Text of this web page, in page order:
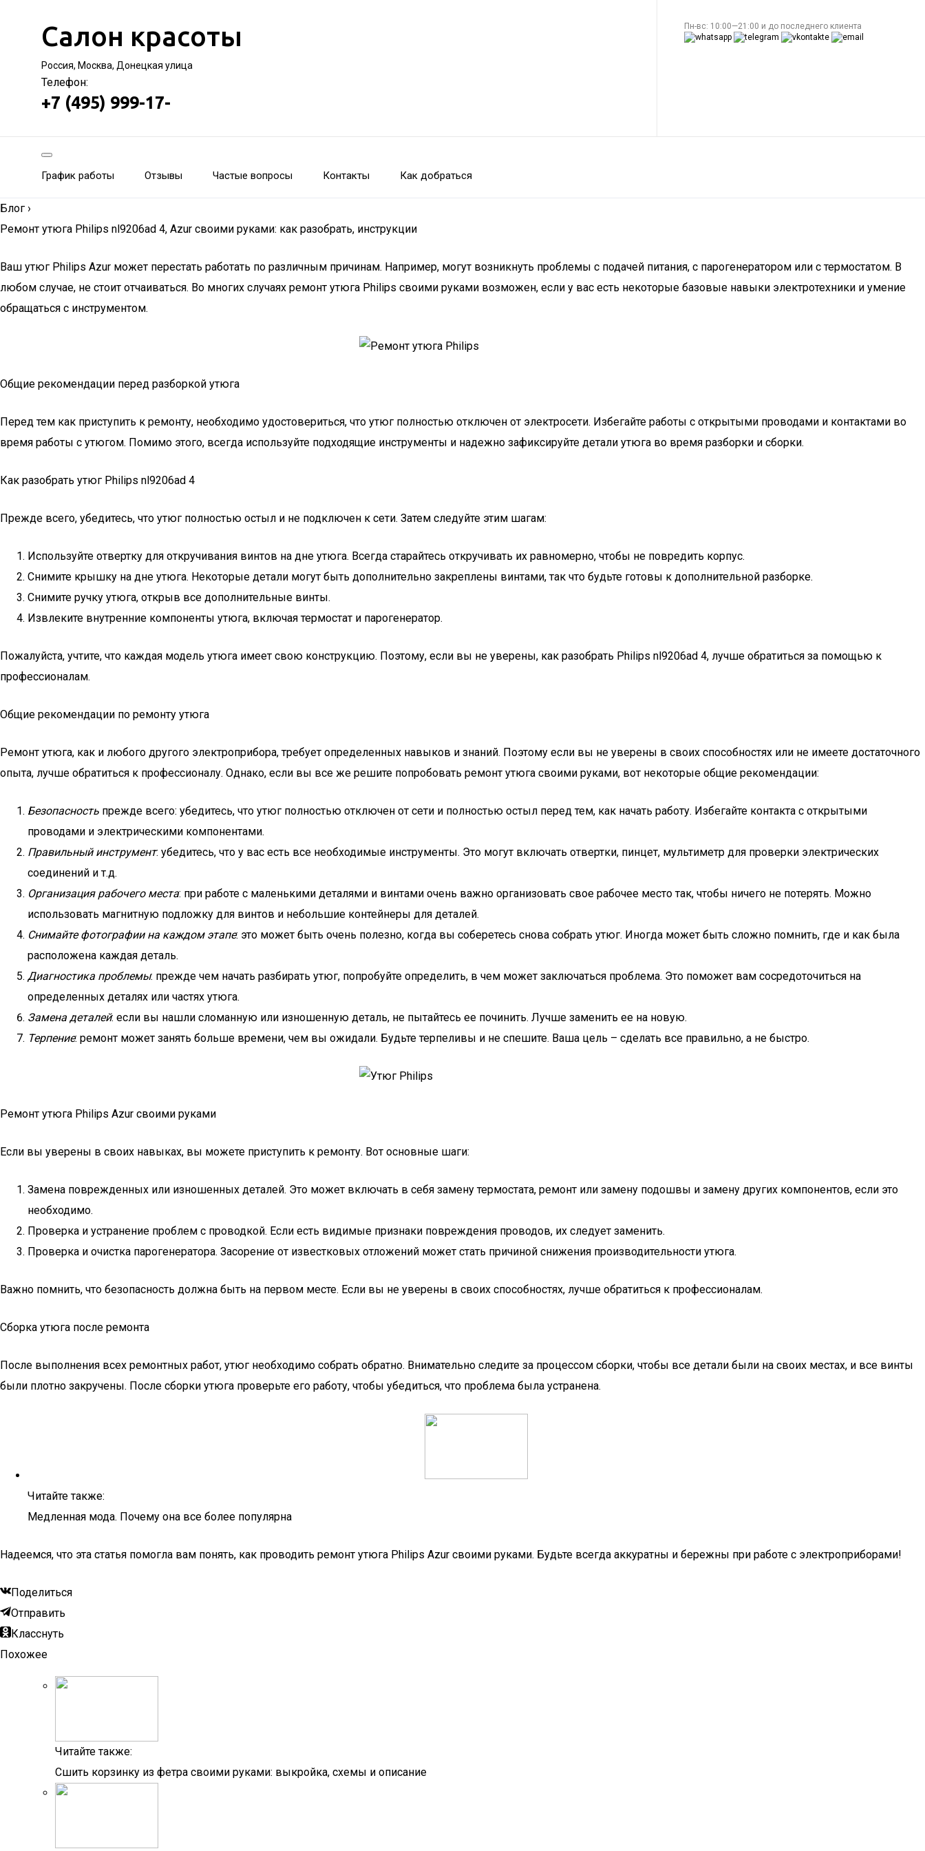
Салон красоты
Россия, Москва, Донецкая улица
Телефон:
+7 (495) 999-17-
Пн-вс: 10:00—21:00 и до последнего клиента
График работы Отзывы Частые вопросы Контакты Как добраться
Блог ›
Ремонт утюга Philips nl9206ad 4, Azur своими руками: как разобрать, инструкции
Ваш утюг Philips Azur может перестать работать по различным причинам. Например, могут возникнуть проблемы с подачей питания, с парогенератором или с термостатом. В
любом случае, не стоит отчаиваться. Во многих случаях ремонт утюга Philips своими руками возможен, если у вас есть некоторые базовые навыки электротехники и умение
обращаться с инструментом.
Общие рекомендации перед разборкой утюга
Перед тем как приступить к ремонту, необходимо удостовериться, что утюг полностью отключен от электросети. Избегайте работы с открытыми проводами и контактами во
время работы с утюгом. Помимо этого, всегда используйте подходящие инструменты и надежно зафиксируйте детали утюга во время разборки и сборки.
Как разобрать утюг Philips nl9206ad 4
Прежде всего, убедитесь, что утюг полностью остыл и не подключен к сети. Затем следуйте этим шагам:
Используйте отвертку для откручивания винтов на дне утюга. Всегда старайтесь откручивать их равномерно, чтобы не повредить корпус.
Снимите крышку на дне утюга. Некоторые детали могут быть дополнительно закреплены винтами, так что будьте готовы к дополнительной разборке.
Снимите ручку утюга, открыв все дополнительные винты.
Извлеките внутренние компоненты утюга, включая термостат и парогенератор.
Пожалуйста, учтите, что каждая модель утюга имеет свою конструкцию. Поэтому, если вы не уверены, как разобрать Philips nl9206ad 4, лучше обратиться за помощью к
профессионалам.
Общие рекомендации по ремонту утюга
Ремонт утюга, как и любого другого электроприбора, требует определенных навыков и знаний. Поэтому если вы не уверены в своих способностях или не имеете достаточного
опыта, лучше обратиться к профессионалу. Однако, если вы все же решите попробовать ремонт утюга своими руками, вот некоторые общие рекомендации:
Безопасность прежде всего: убедитесь, что утюг полностью отключен от сети и полностью остыл перед тем, как начать работу. Избегайте контакта с открытыми
проводами и электрическими компонентами.
Правильный инструмент: убедитесь, что у вас есть все необходимые инструменты. Это могут включать отвертки, пинцет, мультиметр для проверки электрических
соединений и т.д.
Организация рабочего места: при работе с маленькими деталями и винтами очень важно организовать свое рабочее место так, чтобы ничего не потерять. Можно
использовать магнитную подложку для винтов и небольшие контейнеры для деталей.
Снимайте фотографии на каждом этапе: это может быть очень полезно, когда вы соберетесь снова собрать утюг. Иногда может быть сложно помнить, где и как была
расположена каждая деталь.
Диагностика проблемы: прежде чем начать разбирать утюг, попробуйте определить, в чем может заключаться проблема. Это поможет вам сосредоточиться на
определенных деталях или частях утюга.
Замена деталей: если вы нашли сломанную или изношенную деталь, не пытайтесь ее починить. Лучше заменить ее на новую.
Терпение: ремонт может занять больше времени, чем вы ожидали. Будьте терпеливы и не спешите. Ваша цель – сделать все правильно, а не быстро.
Ремонт утюга Philips Azur своими руками
Если вы уверены в своих навыках, вы можете приступить к ремонту. Вот основные шаги:
Замена поврежденных или изношенных деталей. Это может включать в себя замену термостата, ремонт или замену подошвы и замену других компонентов, если это
необходимо.
Проверка и устранение проблем с проводкой. Если есть видимые признаки повреждения проводов, их следует заменить.
Проверка и очистка парогенератора. Засорение от известковых отложений может стать причиной снижения производительности утюга.
Важно помнить, что безопасность должна быть на первом месте. Если вы не уверены в своих способностях, лучше обратиться к профессионалам.
Сборка утюга после ремонта
После выполнения всех ремонтных работ, утюг необходимо собрать обратно. Внимательно следите за процессом сборки, чтобы все детали были на своих местах, и все винты
были плотно закручены. После сборки утюга проверьте его работу, чтобы убедиться, что проблема была устранена.
Читайте также:
Медленная мода. Почему она все более популярна
Надеемся, что эта статья помогла вам понять, как проводить ремонт утюга Philips Azur своими руками. Будьте всегда аккуратны и бережны при работе с электроприборами!
Поделиться
Отправить
Класснуть
Похожее
Читайте также:
Сшить корзинку из фетра своими руками: выкройка, схемы и описание